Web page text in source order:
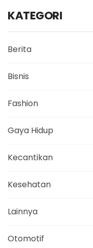
KATEGORI
Berita
Bisnis
Fashion
Gaya Hidup
Kecantikan
Kesehatan
Lainnya
Otomotif